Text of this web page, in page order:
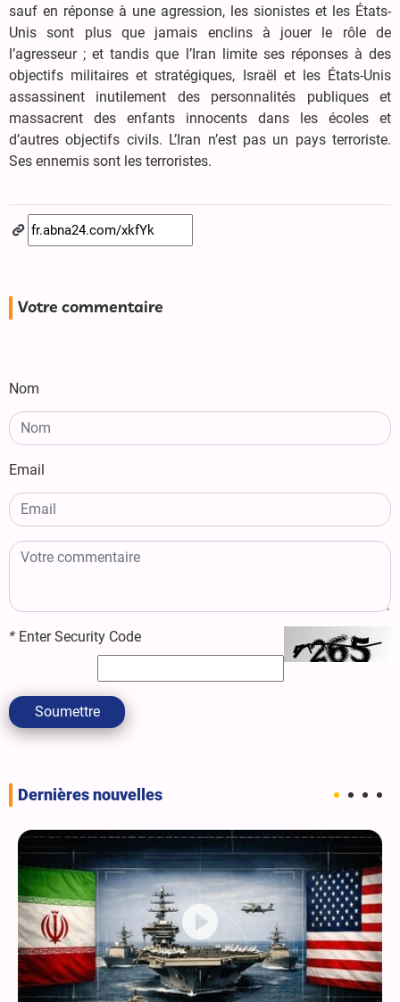
sauf en réponse à une agression, les sionistes et les États-
Unis sont plus que jamais enclins à jouer le rôle de
l’agresseur ; et tandis que l’Iran limite ses réponses à des
objectifs militaires et stratégiques, Israël et les États-Unis
assassinent inutilement des personnalités publiques et
massacrent des enfants innocents dans les écoles et
d’autres objectifs civils. L’Iran n’est pas un pays terroriste.
Ses ennemis sont les terroristes.
Votre commentaire
Nom
Email
* Enter Security Code
Soumettre
Dernières nouvelles